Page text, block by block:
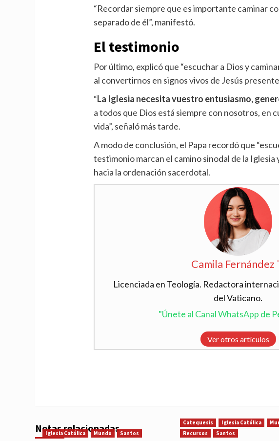
“Recordar siempre que es importante caminar
separado de él”, manifestó.
El testimonio
Por último, explicó que “escuchar a Dios y
al convertirnos en signos vivos de Jesús presente
“La Iglesia necesita vuestro entusiasmo,
a todos que Dios está siempre con nosotros, en
vida”, señaló más tarde.
A modo de conclusión, el Papa recordó que
testimonio marcan el camino sinodal de la
hacia la ordenación sacerdotal.
Camila Fernández
Licenciada en Teología. Redactora
del Vaticano.
"Únete al Canal WhatsApp de
Ver otros artículos
Notas relacionadas
Iglesia Católica Mundo Santos
Catequesis Iglesia Católica
Recursos
Santos